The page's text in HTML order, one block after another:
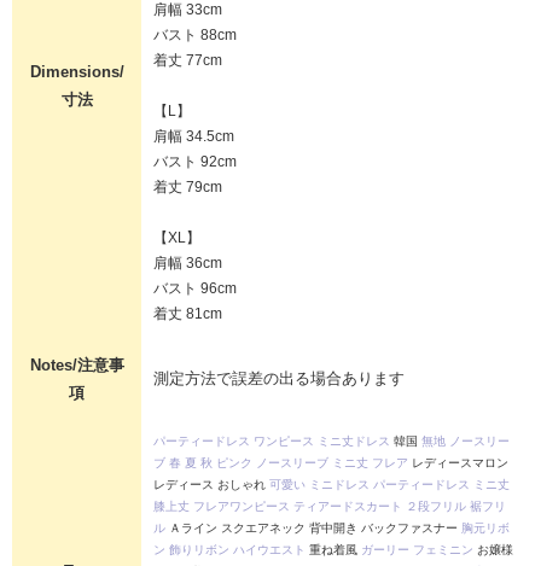
Dimensions/
寸法
肩幅 33cm
バスト 88cm
着丈 77cm
【L】
肩幅 34.5cm
バスト 92cm
着丈 79cm
【XL】
肩幅 36cm
バスト 96cm
着丈 81cm
Notes/注意事
項
測定方法で誤差の出る場合あります
パーティードレス ワンピース ミニ丈ドレス 韓国 無地 ノースリー
ブ 春 夏 秋 ピンク ノースリーブ ミニ丈 フレア レディースマロン
レディース おしゃれ 可愛い ミニドレス パーティードレス
ミニ丈
膝上丈 フレアワンピース ティアードスカート ２段フリル 裾フリ
ル Ａライン スクエアネック 背中開き バックファスナー 胸元リボ
ン 飾りリボン ハイウエスト 重ね着風 ガーリー フェミニン お嬢様